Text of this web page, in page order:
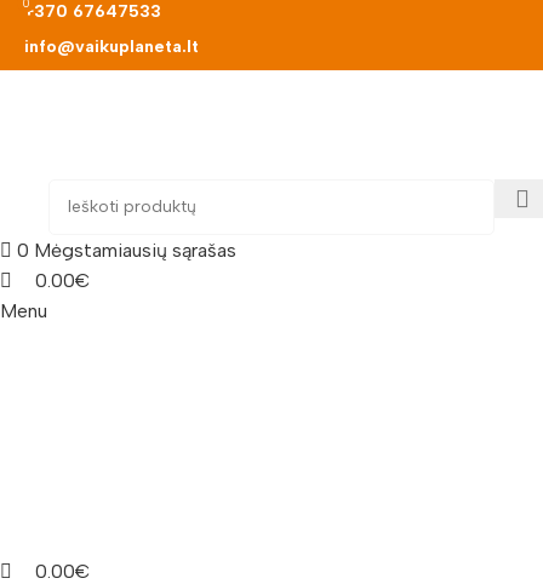
+370 67647533
info@vaikuplaneta.lt
0 Mėgstamiausių sąrašas
0
0.00€
Menu
0
0.00€